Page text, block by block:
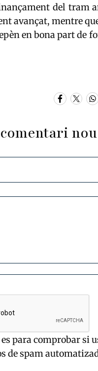
del tram
avançat, mentre
en bona part de
nou
para comprobar si
de spam